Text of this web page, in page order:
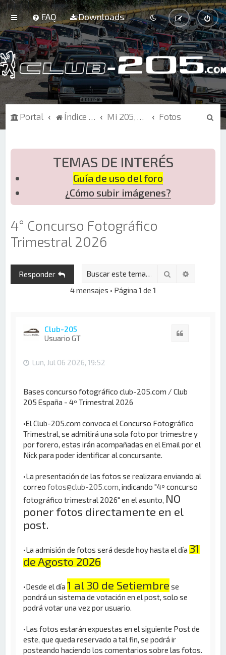
FAQ Downloads
Portal Índice de Foros Mi 205, Curiosidades Fotos
B
TEMAS DE INTERÉS
Guía de uso del foro
¿Cómo subir imágenes?
4° Concurso Fotográfico
Trimestral 2026
Responder Buscar
4 mensajes • Página 1 de 1
Club-205
Usuario GT
Lun, Jul 06 2026, 19:52
Bases concurso fotográfico club-205.com / Club
205 España - 4º Trimestral 2026
•El Club-205.com convoca el Concurso Fotográfico
Trimestral, se admitirá una sola foto por trimestre y
por forero, estas irán acompañadas en el Email por el
Nick para poder identificar al concursante.
•La presentación de las fotos se realizara enviando al
correofotos@club-205.com , indicando "4º concurso
fotográfico trimestral 2026" en el asunto, NO
poner fotos directamente en el
post.
•La admisión de fotos será desde hoy hasta el día 31
de Agosto 2026
•Desde el día1 al 30 de Setiembre se
pondrá un sistema de votación en el post, solo se
podrá votar una vez por usuario.
•Las fotos estarán expuestas en el siguiente Post de
este, que queda reservado a tal fin, se podrá ir
posteando haciendo los comentarios sobre las fotos.